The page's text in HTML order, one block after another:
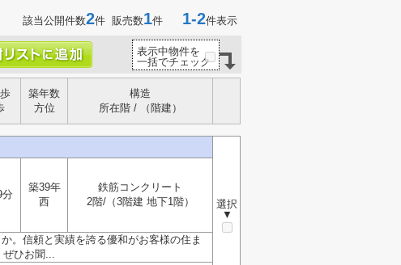
該当公開件数2件 販売数1件 1-2件表示
表示中物件を
一括でチェック
築年数
方位
構造
所在階 / （階建）
選択
▼
分
築39年
西
鉄筋コンクリート
2階/（3階建 地下1階）
。信頼と実績を誇る優和がお客様の住ま
ぜひお聞...